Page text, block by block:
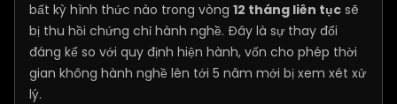
bất kỳ hình thức nào trong vòng 12 tháng liên tục sẽ
bị thu hồi chứng chỉ hành nghề. Đây là sự thay đổi
đáng kể so với quy định hiện hành, vốn cho phép thời
gian không hành nghề lên tới 5 năm mới bị xem xét xử
lý.